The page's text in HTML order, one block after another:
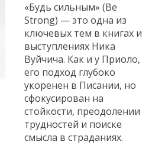
«Будь сильным» (Be
Strong) — это одна из
ключевых тем в книгах и
выступлениях Ника
Вуйчича. Как и у Приоло,
его подход глубоко
укоренен в Писании, но
сфокусирован на
стойкости, преодолении
трудностей и поиске
смысла в страданиях.